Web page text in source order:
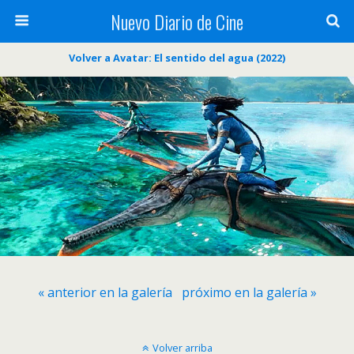
Nuevo Diario de Cine
Volver a Avatar: El sentido del agua (2022)
« anterior en la galería próximo en la galería »
Volver arriba